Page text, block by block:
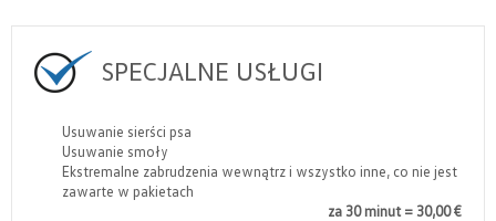
SPECJALNE USŁUGI
Usuwanie sierści psa
Usuwanie smoły
Ekstremalne zabrudzenia wewnątrz i wszystko inne, co nie jest
zawarte w pakietach
za 30 minut = 30,00 €